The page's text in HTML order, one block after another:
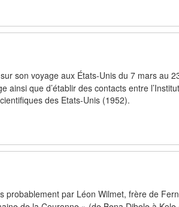
son voyage aux États-Unis du 7 mars au
ainsi que d’établir des contacts entre
des Etats-Unis (1952).
probablement par Léon Wilmet, frère de